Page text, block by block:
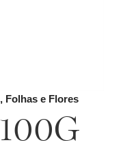
Folhas e Flores